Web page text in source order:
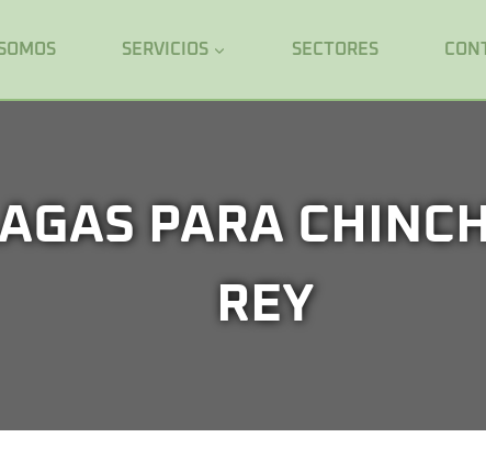
SERVICIOS SECTORES
PARA
REY